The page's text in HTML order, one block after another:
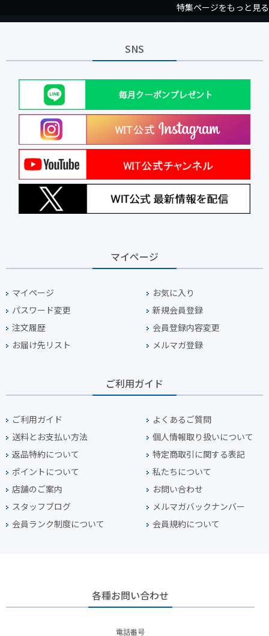
特集ページをもっと見る
SNS
マイページ
マイページ
お気に入り
パスワード変更
新規会員登録
注文履歴
会員登録内容変更
お届け先リスト
メルマガ登録
ご利用ガイド
ご利用ガイド
よくあるご質問
送料とお支払い方法
個人情報取り扱いについて
返品特約について
特定商取引に関する表記
ポイントについて
私たちについて
店舗のご案内
お問い合わせ
スタッフブログ
メルマガバックナンバー
会員ランク制度について
会員規約について
各種お問い合わせ
電話番号